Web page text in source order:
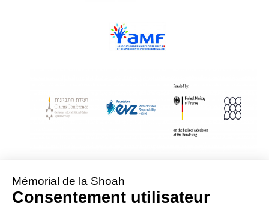
With Assistance from the Conference on Jewish Material Claims Against
Sponsored by the Foundation « Remembrance, Responsibility and Future »
Supported by the German Federal Ministry of Finance